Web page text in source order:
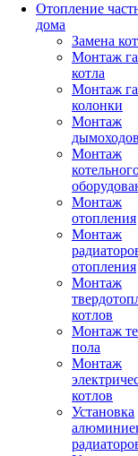
Отопление
дома
Замена
Монтаж
котла
Монтаж
колонки
Монтаж
Монтаж
Монтаж
отопления
Монтаж
отопления
Монтаж
котлов
Монтаж
пола
Монтаж
котлов
Установка